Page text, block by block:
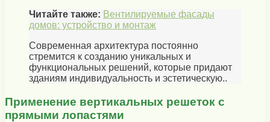
Читайте также: Вентилируемые фасады
домов: устройство и монтаж
Современная архитектура постоянно
стремится к созданию уникальных и
функциональных решений, которые придают
зданиям индивидуальность и эстетическую..
Применение вертикальных решеток с
прямыми лопастями